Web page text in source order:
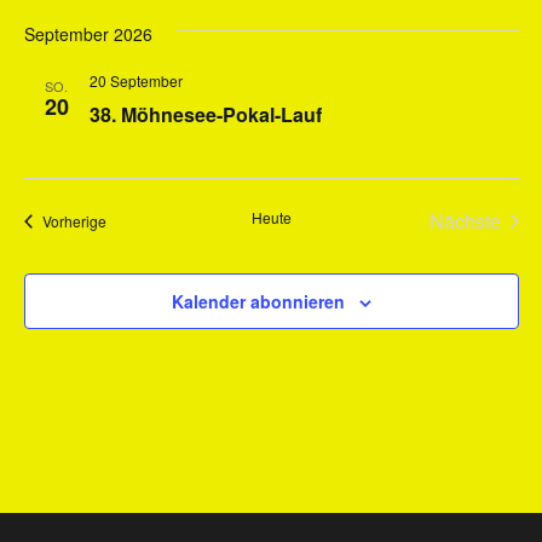
September 2026
SO.
20 38. Möhnesee-Pokal-Lauf
20 September
VorherigeVeranstaltungen Heute
Nächste
Kalender abonnieren